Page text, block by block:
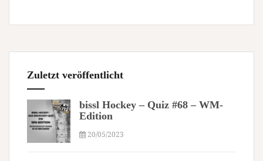
Zuletzt veröffentlicht
bissl Hockey – Quiz #68 – WM-
Edition
20/05/2023